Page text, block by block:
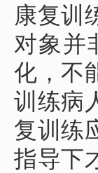
康复训
对象并
化，不
训练病
复训练
指导下